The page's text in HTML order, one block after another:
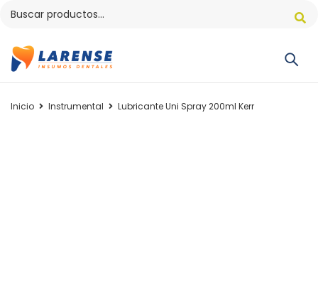
Inicio Instrumental Lubricante Uni Spray 200ml Kerr